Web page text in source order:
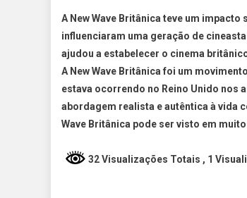
A New Wave Britânica teve um
influenciaram uma geração de
ajudou a estabelecer o cinema
A New Wave Britânica foi um
estava ocorrendo no Reino Unido nos
abordagem realista e autêntica à vida
Wave Britânica pode ser visto em
32 Visualizações Totais , 1